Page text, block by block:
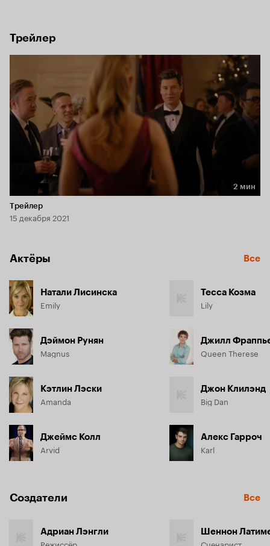
Рождество в этом уголке Вашингтона?
Трейлер
Длительность 2 мин
2 мин
Трейлер
15 декабря 2021
Актёры Все
Натали Лисинска
Emily
Дэймон Рунян
Magnus
Кэтлин Лэски
Amanda
Джеймс Колл
Arvid
Тесса Козма
Lily
Джилл
Queen Therese
Джон Клилэнд
Big Dan
Алекс Гарроч
Karl
Создатели Все
Адриан Лэнгли
Режиссёр
Шеннон
Сценарист